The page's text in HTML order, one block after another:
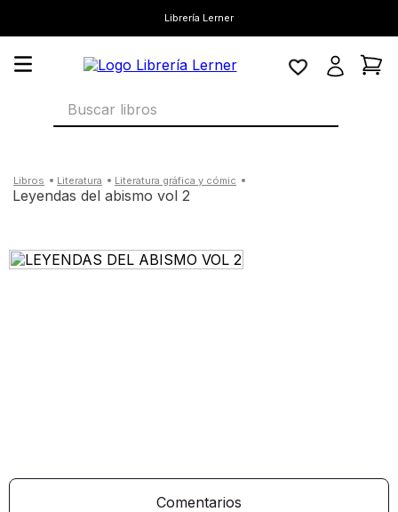
Librería Lerner
Buscar libros
literatura literatura gráfica y cómic
leyendas del abismo vol 2
Comentarios